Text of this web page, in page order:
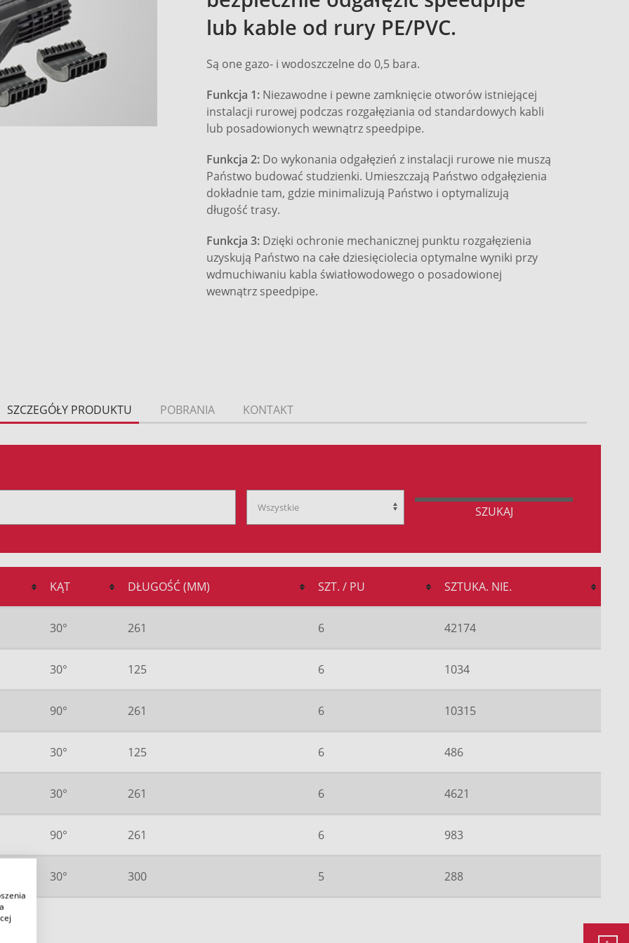
lub kable od rury PE/PVC.
Są one gazo- i wodoszczelne do 0,5 bara.
Funkcja 1: Niezawodne i pewne zamknięcie otworów istniejącej
instalacji rurowej podczas rozgałęziania od standardowych kabli
lub posadowionych wewnątrz speedpipe.
Funkcja 2: Do wykonania odgałęzień z instalacji rurowe nie muszą
Państwo budować studzienki. Umieszczają Państwo odgałęzienia
dokładnie tam, gdzie minimalizują Państwo i optymalizują
długość trasy.
Funkcja 3: Dzięki ochronie mechanicznej punktu rozgałęzienia
uzyskują Państwo na całe dziesięciolecia optymalne wyniki przy
wdmuchiwaniu kabla światłowodowego o posadowionej
wewnątrz speedpipe.
SZCZEGÓŁY PRODUKTU POBRANIA KONTAKT
SZUKAJ
KĄT DŁUGOŚĆ (MM) SZT. / PU SZTUKA. NIE.
30° 261 6 42174
30° 125 6 1034
90° 261 6 10315
30° 125 6 486
30° 261 6 4621
90° 261 6 983
30° 300 5 288